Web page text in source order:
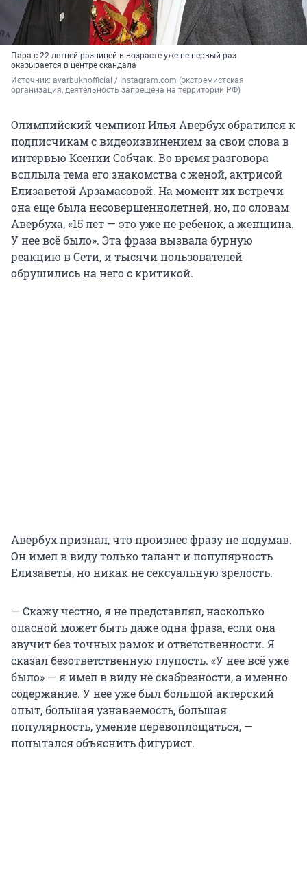
Пара с 22-летней разницей в возрасте уже не первый раз
оказывается в центре скандала
Источник: avarbukhofficial / Instagram.com (экстремистская
организация, деятельность запрещена на территории РФ)
Олимпийский чемпион Илья Авербух обратился к
подписчикам с видеоизвинением за свои слова в
интервью Ксении Собчак. Во время разговора
всплыла тема его знакомства с женой, актрисой
Елизаветой Арзамасовой. На момент их встречи
она еще была несовершеннолетней, но, по словам
Авербуха, «15 лет — это уже не ребенок, а женщина.
У нее всё было». Эта фраза вызвала бурную
реакцию в Сети, и тысячи пользователей
обрушились на него с критикой.
Авербух признал, что произнес фразу не подумав.
Он имел в виду только талант и популярность
Елизаветы, но никак не сексуальную зрелость.
— Скажу честно, я не представлял, насколько
опасной может быть даже одна фраза, если она
звучит без точных рамок и ответственности. Я
сказал безответственную глупость. «У нее всё уже
было» — я имел в виду не скабрезности, а именно
содержание. У нее уже был большой актерский
опыт, большая узнаваемость, большая
популярность, умение перевоплощаться, —
попытался объяснить фигурист.